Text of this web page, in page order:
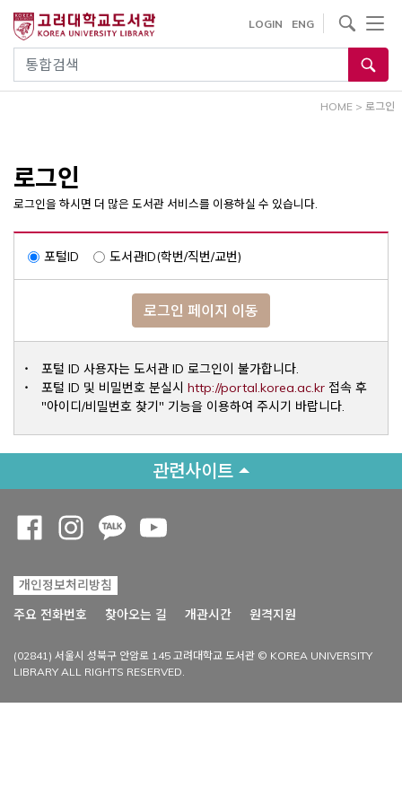
건
통합검색
LOGIN ENG
사이트내 검색
HOME > 로그인
로그인
로그인을 하시면 더 많은 도서관 서비스를 이용하실 수 있습니다.
포털ID 도서관ID(학번/직번/교번)
로그인 페이지 이동
포털 ID 사용자는 도서관 ID 로그인이 불가합니다.
포털 ID 및 비밀번호 분실시 http://portal.korea.ac.krOpens a
접속 후
"아이디/비밀번호 찾기" 기능을 이용하여 주시기 바랍니다.
관련사이트
개인정보처리방침
주요 전화번호
찾아오는 길 개관시간 원격지원
(02841) 서울시 성북구 안암로 145 고려대학교 도서관 © KOREA UNIVERSITY
LIBRARY ALL RIGHTS RESERVED.
Opens a new window
Opens a new window
Opens a new window